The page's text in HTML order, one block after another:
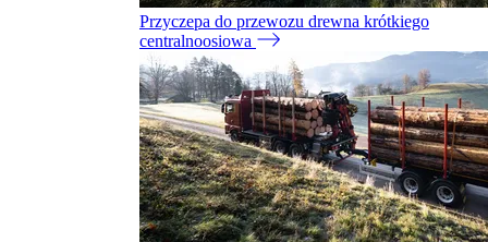
Przyczepa do przewozu drewna krótkiego
centralnoosiowa